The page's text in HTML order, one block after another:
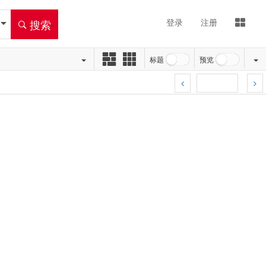
搜索 登录 注册
预览
标题